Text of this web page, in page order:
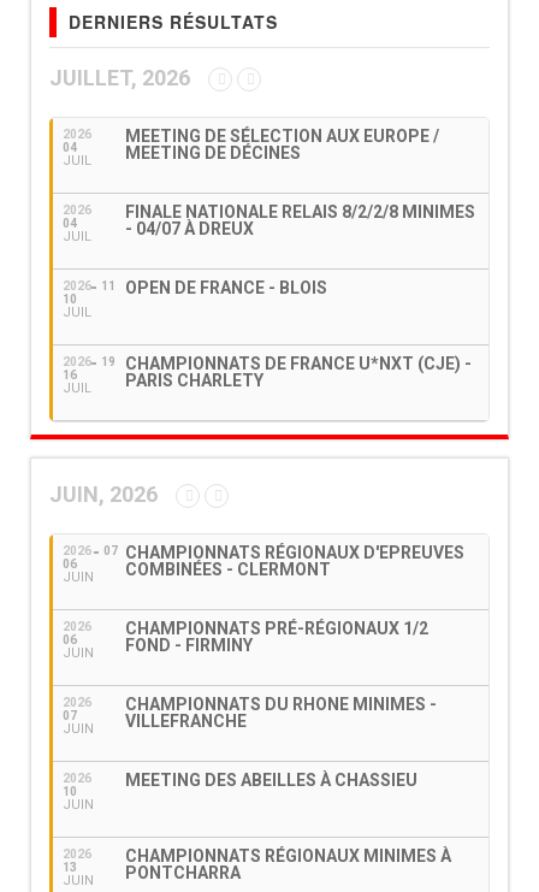
DERNIERS RÉSULTATS
JUILLET, 2026
2026
04
JUIL
MEETING DE SÉLECTION AUX EUROPE /
MEETING DE DÉCINES
2026
04
JUIL
FINALE NATIONALE RELAIS 8/2/2/8 MINIMES
- 04/07 À DREUX
2026
10
JUIL
11 OPEN DE FRANCE - BLOIS
2026
16
JUIL
19
CHAMPIONNATS DE FRANCE U*NXT (CJE) -
PARIS CHARLETY
JUIN, 2026
2026
06
JUIN
07
CHAMPIONNATS RÉGIONAUX D'EPREUVES
COMBINÉES - CLERMONT
2026
06
JUIN
CHAMPIONNATS PRÉ-RÉGIONAUX 1/2
FOND - FIRMINY
2026
07
JUIN
CHAMPIONNATS DU RHONE MINIMES -
VILLEFRANCHE
2026
10
JUIN
MEETING DES ABEILLES À CHASSIEU
2026
13
JUIN
CHAMPIONNATS RÉGIONAUX MINIMES À
PONTCHARRA